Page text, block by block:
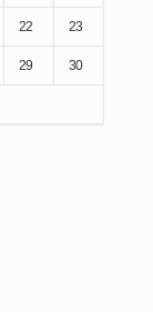
22 23
29 30